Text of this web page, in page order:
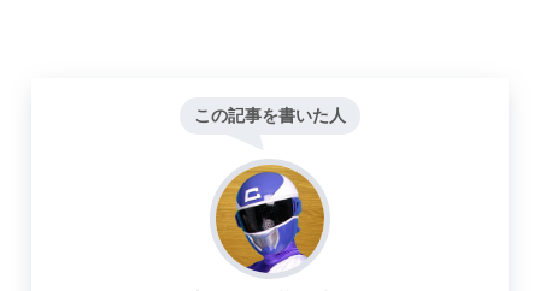
この記事を書いた人